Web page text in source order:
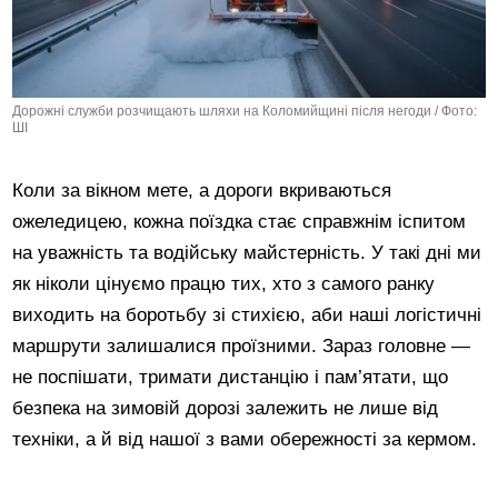
Дорожні служби розчищають шляхи на Коломийщині після негоди / Фото:
ШІ
Коли за вікном мете, а дороги вкриваються
ожеледицею, кожна поїздка стає справжнім іспитом
на уважність та водійську майстерність. У такі дні ми
як ніколи цінуємо працю тих, хто з самого ранку
виходить на боротьбу зі стихією, аби наші логістичні
маршрути залишалися проїзними. Зараз головне —
не поспішати, тримати дистанцію і пам’ятати, що
безпека на зимовій дорозі залежить не лише від
техніки, а й від нашої з вами обережності за кермом.